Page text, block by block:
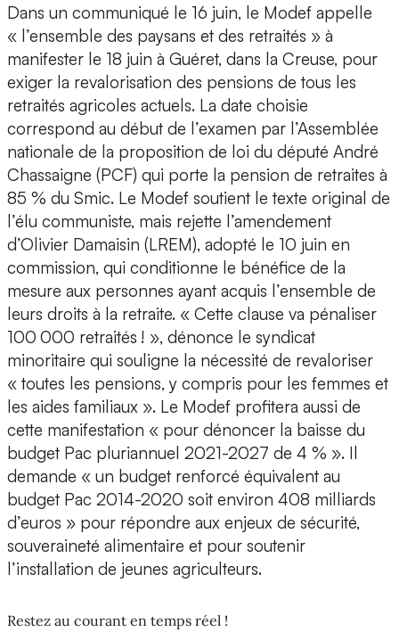
Dans un communiqué le 16 juin, le Modef appelle
« l’ensemble des paysans et des retraités » à
manifester le 18 juin à Guéret, dans la Creuse, pour
exiger la revalorisation des pensions de tous les
retraités agricoles actuels. La date choisie
correspond au début de l’examen par l’Assemblée
nationale de la proposition de loi du député André
Chassaigne (PCF) qui porte la pension de retraites à
85 % du Smic. Le Modef soutient le texte original de
l’élu communiste, mais rejette l’amendement
d’Olivier Damaisin (LREM), adopté le 10 juin en
commission, qui conditionne le bénéfice de la
mesure aux personnes ayant acquis l’ensemble de
leurs droits à la retraite. « Cette clause va pénaliser
100 000 retraités ! », dénonce le syndicat
minoritaire qui souligne la nécessité de revaloriser
« toutes les pensions, y compris pour les femmes et
les aides familiaux ». Le Modef profitera aussi de
cette manifestation « pour dénoncer la baisse du
budget Pac pluriannuel 2021-2027 de 4 % ». Il
demande « un budget renforcé équivalent au
budget Pac 2014-2020 soit environ 408 milliards
d’euros » pour répondre aux enjeux de sécurité,
souveraineté alimentaire et pour soutenir
l’installation de jeunes agriculteurs.
Restez au courant en temps réel !